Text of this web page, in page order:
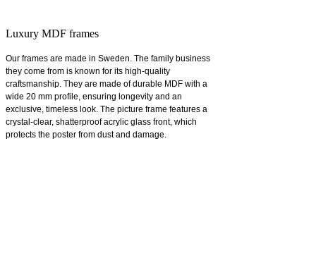
Luxury MDF frames
Our frames are made in Sweden. The family business
they come from is known for its high-quality
craftsmanship. They are made of durable MDF with a
wide 20 mm profile, ensuring longevity and an
exclusive, timeless look. The picture frame features a
crystal-clear, shatterproof acrylic glass front, which
protects the poster from dust and damage.